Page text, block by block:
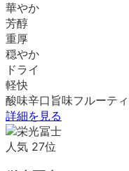
華やか
芳醇
重厚
穏やか
ドライ
軽快
酸味辛口 旨味フルーティ
詳細を見る
人気 27位